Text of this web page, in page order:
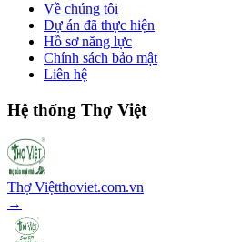
Về chúng tôi
Dự án đã thực hiện
Hồ sơ năng lực
Chính sách bảo mật
Liên hệ
Hệ thống Thợ Việt
Thợ Việtthoviet.com.vn
→